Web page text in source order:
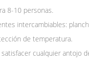
8-10 personas.
intercambiables:
de temperatura.
satisfacer cualquier antojo